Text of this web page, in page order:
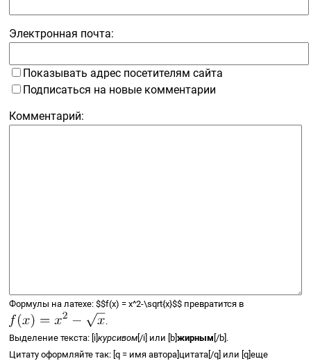
Электронная почта:
Показывать адрес посетителям сайта
Подписаться на новые комментарии
Комментарий:
Формулы на латехе:$$f(x) =x^2-\sqrt{x}$$ превратится в
.
Выделение текста: [i]курсивом [/i] или [b]жирным [/b].
Цитату оформляйте так: [q = имя автора]цитата[/q] или [q]еще